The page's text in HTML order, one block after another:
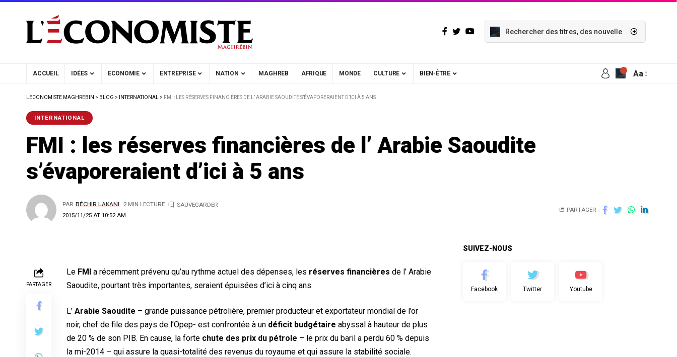
ACCUEIL IDÉES ECONOMIE ENTREPRISE NATION MAGHREB AFRIQUE MONDE CULTURE BIEN-ÊTRE Aa
LECONOMISTE MAGHREBIN > BLOG > INTERNATIONAL > FMI : LES RÉSERVES FINANCIÈRES DE L’ ARABIE SAOUDITE S’ÉVAPORERAIENT D’ICI À 5 ANS
INTERNATIONAL
FMI : les réserves financières de l’ Arabie Saoudite
s’évaporeraient d’ici à 5 ans
2015/11/25 AT 10:52 AM
PAR BÉCHIR LAKANI 2 MIN LECTURE
PARTAGER
PARTAGER
Le FMI a récemment prévenu qu’au rythme actuel des dépenses, les réserves financières de l’ Arabie
Saoudite, pourtant très importantes, seraient épuisées d’ici à cinq ans.
L’ Arabie Saoudite – grande puissance pétrolière, premier producteur et exportateur mondial de l’or
noir, chef de file des pays de l’Opep- est confrontée à un déficit budgétaire abyssal à hauteur de plus
de 20 % de son PIB. En cause, la forte chute des prix du pétrole – le prix du baril a perdu 60 % depuis
la mi-2014 – qui assure la quasi-totalité des revenus du royaume et qui assure la stabilité sociale.
SUIVEZ-NOUS
Facebook Twitter Youtube